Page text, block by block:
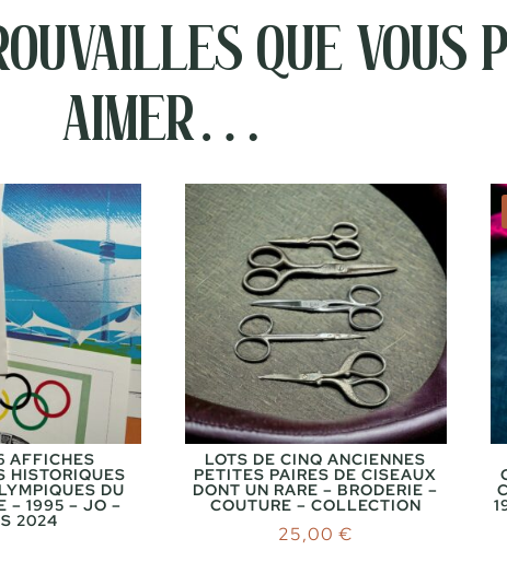
que vous
aimer…
AFFICHES
HISTORIQUES
DU
– 1995 – JO –
2024
LOTS DE CINQ ANCIENNES
PETITES PAIRES DE CISEAUX
DONT UN RARE – BRODERIE –
COUTURE – COLLECTION
25,00€